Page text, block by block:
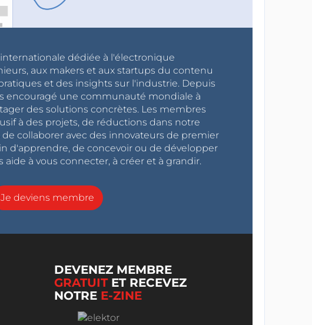
dédiée à l'électronique
aux makers et aux startups du contenu
et des insights sur l'industrie. Depuis
encouragé une communauté mondiale à
des solutions concrètes. Les membres
à des projets, de réductions dans notre
collaborer avec des innovateurs de premier
d'apprendre, de concevoir ou de développer
à vous connecter, à créer et à grandir.
Je deviens membre
DEVENEZ MEMBRE
GRATUITET RECEVEZ
NOTRE E-ZINE